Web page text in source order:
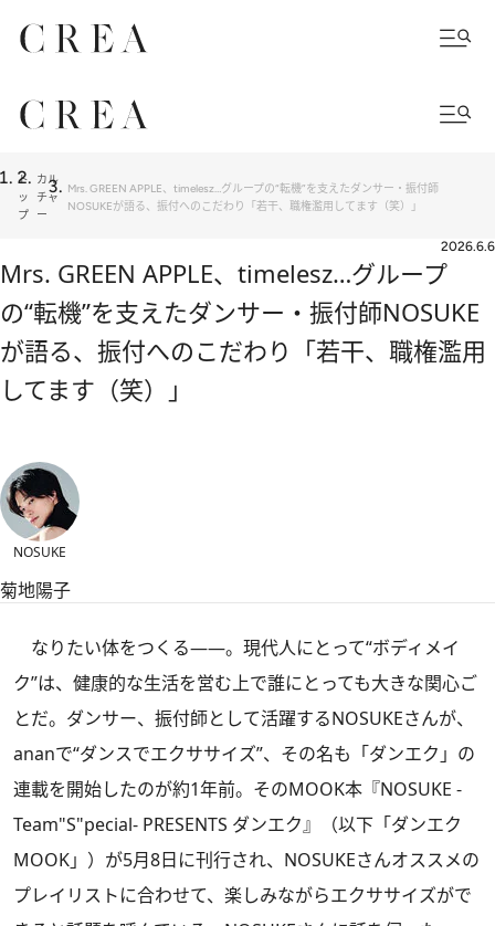
ト
ッ
プ
カル
チャ
ー
Mrs. GREEN APPLE、timelesz…グループの“転機”を支えたダンサー・振付師
NOSUKEが語る、振付へのこだわり「若干、職権濫用してます（笑）」
2026.6.6
Mrs. GREEN APPLE、timelesz…グループ
の“転機”を支えたダンサー・振付師NOSUKE
が語る、振付へのこだわり「若干、職権濫用
してます（笑）」
NOSUKE
菊地陽子
なりたい体をつくる――。現代人にとって“ボディメイ
ク”は、健康的な生活を営む上で誰にとっても大きな関心ご
とだ。ダンサー、振付師として活躍するNOSUKEさんが、
ananで“ダンスでエクササイズ”、その名も「ダンエク」の
連載を開始したのが約1年前。そのMOOK本 『NOSUKE -
Team"S"pecial- PRESENTS ダンエク』
（以下「ダンエク
MOOK」）が5月8日に刊行され、NOSUKEさんオススメの
プレイリストに合わせて、楽しみながらエクササイズがで